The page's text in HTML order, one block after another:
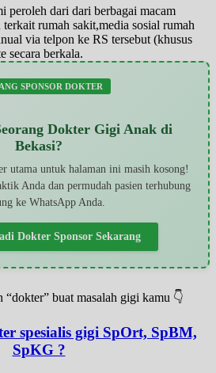
peroleh dari dari berbagai macam
rumah sakit,media sosial rumah
via telpon ke RS tersebut (khusus
secara berkala.
SPONSOR DOKTER
Dokter Gigi Anak di
Bekasi?
utama untuk halaman ini masih kosong!
Anda dan permudah pasien terhubung
ke WhatsApp Anda.
Dokter Sponsor Sekarang
buat masalah gigi kamu 👇
spesialis gigi SpOrt, SpBM,
SpKG ?